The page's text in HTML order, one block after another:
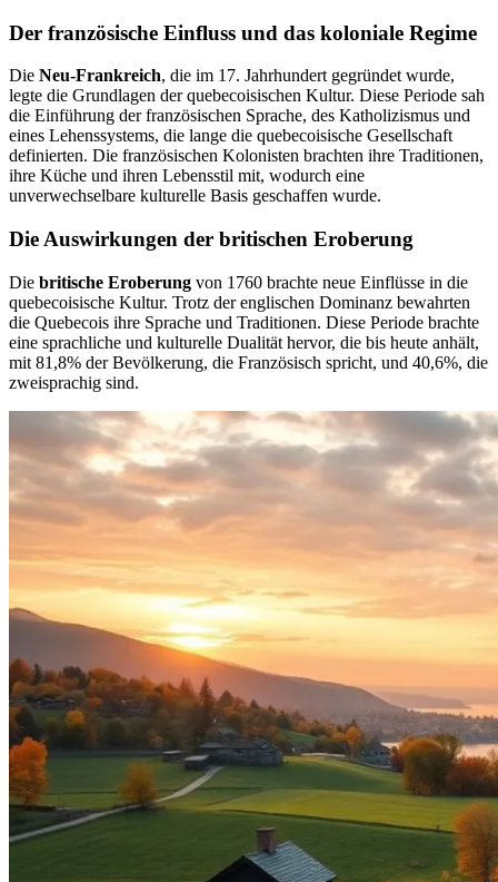
Der französische Einfluss und das koloniale Regime
Die Neu-Frankreich, die im 17. Jahrhundert gegründet wurde,
legte die Grundlagen der quebecoisischen Kultur. Diese Periode sah
die Einführung der französischen Sprache, des Katholizismus und
eines Lehenssystems, die lange die quebecoisische Gesellschaft
definierten. Die französischen Kolonisten brachten ihre Traditionen,
ihre Küche und ihren Lebensstil mit, wodurch eine
unverwechselbare kulturelle Basis geschaffen wurde.
Die Auswirkungen der britischen Eroberung
Die britische Eroberung von 1760 brachte neue Einflüsse in die
quebecoisische Kultur. Trotz der englischen Dominanz bewahrten
die Quebecois ihre Sprache und Traditionen. Diese Periode brachte
eine sprachliche und kulturelle Dualität hervor, die bis heute anhält,
mit 81,8% der Bevölkerung, die Französisch spricht, und 40,6%, die
zweisprachig sind.